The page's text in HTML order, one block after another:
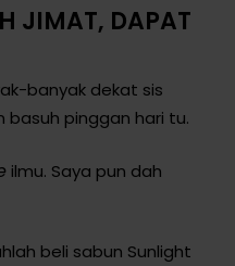
JIMAT, DAPAT
banyak dekat sis
pinggan hari tu.
ilmu. Saya pun dah
beli sabun Sunlight